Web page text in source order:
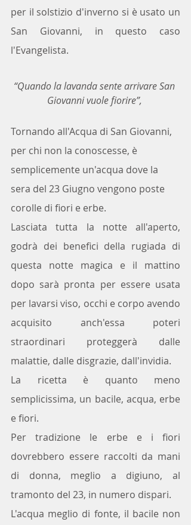
per il solstizio d'inverno si è usato un
San Giovanni, in questo caso
l'Evangelista.
“Quando la lavanda sente arrivare San
Giovanni vuole fiorire”,
Tornando all'Acqua di San Giovanni,
per chi non la conoscesse, è
semplicemente un'acqua dove la
sera del 23 Giugno vengono poste
corolle di fiori e erbe.
Lasciata tutta la notte all'aperto,
godrà dei benefici della rugiada di
questa notte magica e il mattino
dopo sarà pronta per essere usata
per lavarsi viso, occhi e corpo avendo
acquisito anch'essa poteri
straordinari proteggerà dalle
malattie, dalle disgrazie, dall'invidia.
La ricetta è quanto meno
semplicissima, un bacile, acqua, erbe
e fiori.
Per tradizione le erbe e i fiori
dovrebbero essere raccolti da mani
di donna, meglio a digiuno, al
tramonto del 23, in numero dispari.
L'acqua meglio di fonte, il bacile non